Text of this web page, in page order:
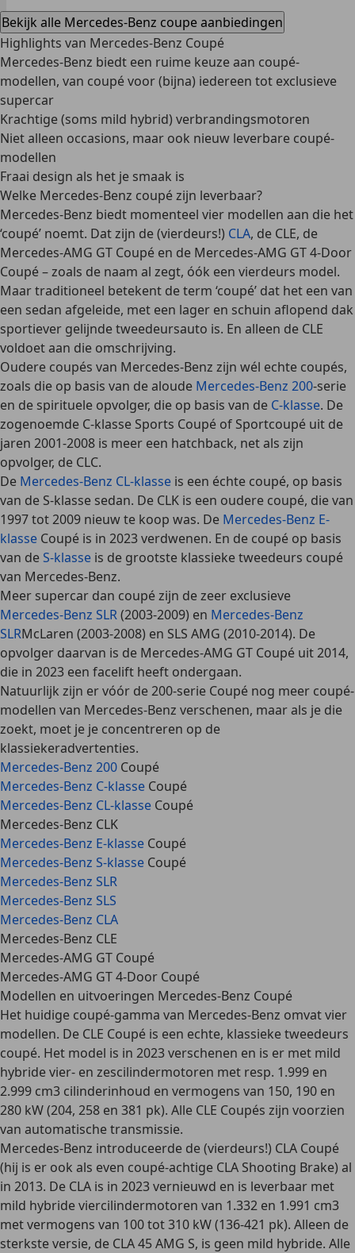
Bekijk alle Mercedes-Benz coupe aanbiedingen
Highlights van Mercedes-Benz Coupé
Mercedes-Benz biedt een ruime keuze aan coupé-
modellen, van coupé voor (bijna) iedereen tot exclusieve
supercar
Krachtige (soms mild hybrid) verbrandingsmotoren
Niet alleen occasions, maar ook nieuw leverbare coupé-
modellen
Fraai design als het je smaak is
Welke Mercedes-Benz coupé zijn leverbaar?
Mercedes-Benz biedt momenteel vier modellen aan die het
‘coupé’ noemt. Dat zijn de (vierdeurs!) CLA, de CLE, de
Mercedes-AMG GT Coupé en de Mercedes-AMG GT 4-Door
Coupé– zoals de naam al zegt, óók een vierdeurs model.
Maar traditioneel betekent de term ‘coupé’ dat het een van
een sedan afgeleide, met een lager en schuin aflopend dak
sportiever gelijnde tweedeursauto is. En alleen de CLE
voldoet aan die omschrijving.
Oudere coupés van Mercedes-Benz zijn wél echte coupés,
zoals die op basis van de aloude Mercedes-Benz 200-serie
en de spirituele opvolger, die op basis van de C-klasse. De
zogenoemde C-klasse Sports Coupé of Sportcoupé uit de
jaren 2001-2008 is meer een hatchback, net als zijn
opvolger, de CLC.
De Mercedes-Benz CL-klasse is een échte coupé, op basis
van de S-klasse sedan. De CLK is een oudere coupé, die van
1997 tot 2009 nieuw te koop was. De Mercedes-Benz E-
klasse Coupé is in 2023 verdwenen. En de coupé op basis
van deS-klasse is de grootste klassieke tweedeurs coupé
van Mercedes-Benz.
Meer supercar dan coupé zijn dezeer exclusieve
Mercedes-Benz SLR(2003-2009) en Mercedes-Benz
SLRMcLaren (2003-2008) en SLS AMG (2010-2014). De
opvolger daarvan is de Mercedes-AMG GT Coupé uit 2014,
die in 2023 een facelift heeft ondergaan.
Natuurlijk zijn er vóór de 200-serie Coupé nog meer coupé-
modellen van Mercedes-Benz verschenen, maar als je die
zoekt, moet je je concentreren op de
klassiekeradvertenties.
Mercedes-Benz 200 Coupé
Mercedes-Benz C-klasse Coupé
Mercedes-Benz CL-klasse Coupé
Mercedes-Benz CLK
Mercedes-Benz E-klasse Coupé
Mercedes-Benz S-klasse Coupé
Mercedes-Benz SLR
Mercedes-Benz SLS
Mercedes-Benz CLA
Mercedes-Benz CLE
Mercedes-AMG GT Coupé
Mercedes-AMG GT 4-Door Coupé
Modellen en uitvoeringen Mercedes-Benz Coupé
Het huidige coupé-gamma van Mercedes-Benz omvat vier
modellen. De CLE Coupé is een echte, klassieke tweedeurs
coupé. Het model is in 2023 verschenen en is er met mild
hybride vier- en zescilindermotoren met resp. 1.999 en
2.999 cm3 cilinderinhoud en vermogens van 150, 190 en
280 kW (204, 258 en 381 pk). Alle CLE Coupés zijn voorzien
van automatische transmissie.
Mercedes-Benz introduceerde de(vierdeurs!) CLA Coupé
(hij is er ook als even coupé-achtige CLA Shooting Brake) al
in 2013. De CLA is in 2023 vernieuwd en is leverbaar met
mild hybride viercilindermotoren van 1.332 en 1.991 cm3
met vermogens van 100 tot 310 kW (136-421 pk). Alleen de
sterkste versie, de CLA 45 AMG S, is geen mild hybride. Alle